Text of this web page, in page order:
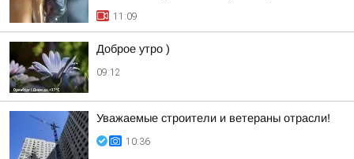
11:09
Доброе утро )
09:12
Уважаемые строители и ветераны отрасли!
10:36